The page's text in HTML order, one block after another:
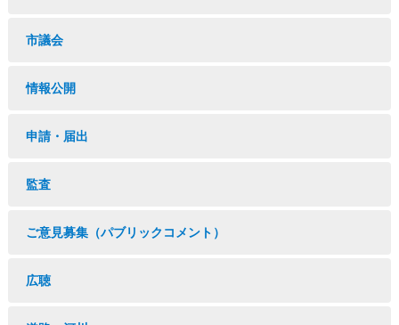
市議会
情報公開
申請・届出
監査
ご意見募集（パブリックコメント）
広聴